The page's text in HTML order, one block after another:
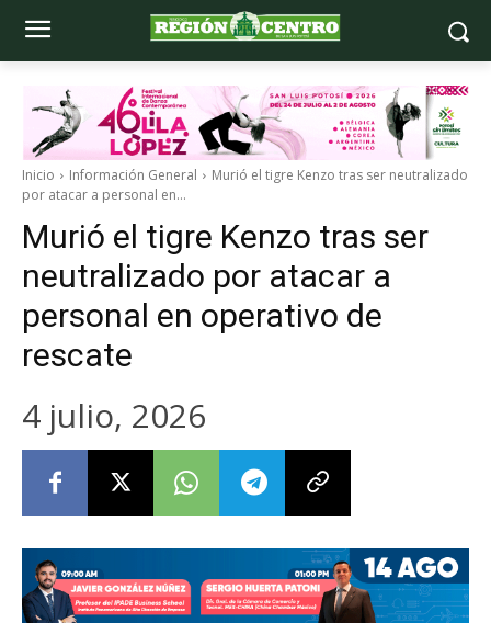
Inicio Información General
Murió el tigre Kenzo tras ser neutralizado
por atacar a personal en...
Murió el tigre Kenzo tras ser
neutralizado por atacar a
personal en operativo de
rescate
4 julio, 2026